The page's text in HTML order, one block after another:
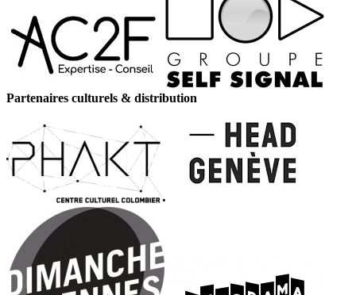
Partenaires culturels & distribution